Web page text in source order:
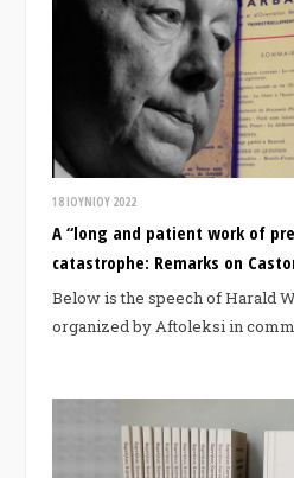
18 ΙΟΥΝΊΟΥ 2022
A “long and patient work of
catastrophe: Remarks on
Below is the speech of Harald
organized by Aftoleksi in